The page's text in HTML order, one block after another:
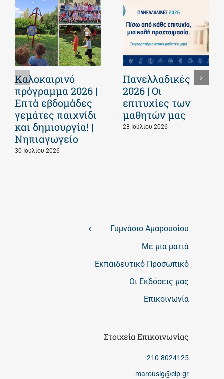
Καλοκαιρινό
πρόγραμμα 2026 |
Επτά εβδομάδες
γεμάτες παιχνίδι
και δημιουργία! |
Νηπιαγωγείο
30 Ιουλίου 2026
Πανελλαδικές
2026 | Οι
επιτυχίες των
μαθητών μας
23 Ιουλίου 2026
Γυμνάσιο Αμαρουσίου
Με μια ματιά
Εκπαιδευτικό Προσωπικό
Οι Εκδόσεις μας
Επικοινωνία
Στοιχεία Επικοινωνίας
210-8024125
marousig@elp.gr